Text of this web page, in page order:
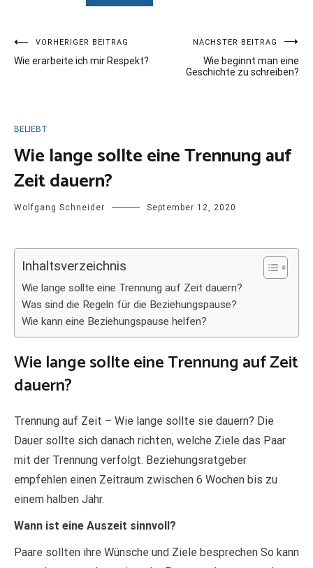
Beitragsnavigation
VORHERIGER BEITRAG
Wie erarbeite ich mir Respekt?
NÄCHSTER BEITRAG
Wie beginnt man eine
Geschichte zu schreiben?
BELIEBT
Wie lange sollte eine Trennung auf
Zeit dauern?
Wolfgang Schneider September 12, 2020
Inhaltsverzeichnis
Wie lange sollte eine Trennung auf Zeit dauern?
Was sind die Regeln für die Beziehungspause?
Wie kann eine Beziehungspause helfen?
Wie lange sollte eine Trennung auf Zeit
dauern?
Trennung auf Zeit – Wie lange sollte sie dauern? Die
Dauer sollte sich danach richten, welche Ziele das Paar
mit der Trennung verfolgt. Beziehungsratgeber
empfehlen einen Zeitraum zwischen 6 Wochen bis zu
einem halben Jahr.
Wann ist eine Auszeit sinnvoll?
Paare sollten ihre Wünsche und Ziele besprechen So kann